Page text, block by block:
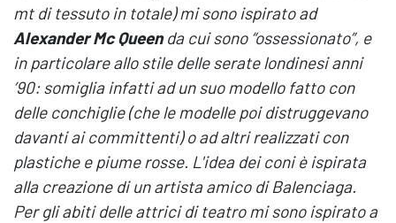
mt di tessuto in totale) mi sono ispirato ad
Alexander Mc Queenda cui sono “ossessionato”, e
in particolare allo stile delle serate londinesi anni
’90: somiglia infatti ad un suo modello fatto con
delle conchiglie (che le modelle poi distruggevano
davanti ai committenti) o ad altri realizzati con
plastiche e piume rosse. L'idea dei coni è ispirata
alla creazione di un artista amico di Balenciaga.
Per gli abiti delle attrici di teatro mi sono ispirato a